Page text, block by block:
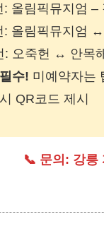
올림픽뮤지엄 –
: 올림픽뮤지엄
: 오죽헌 ↔ 안목
수! 미예약자는
QR코드 제시
📞 문의: 강릉